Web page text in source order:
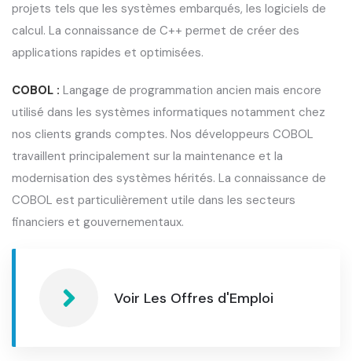
projets tels que les systèmes embarqués, les logiciels de
calcul. La connaissance de C++ permet de créer des
applications rapides et optimisées.
COBOL : Langage de programmation ancien mais encore
utilisé dans les systèmes informatiques notamment chez
nos clients grands comptes. Nos développeurs COBOL
travaillent principalement sur la maintenance et la
modernisation des systèmes hérités. La connaissance de
COBOL est particulièrement utile dans les secteurs
financiers et gouvernementaux.
Voir Les Offres d'Emploi